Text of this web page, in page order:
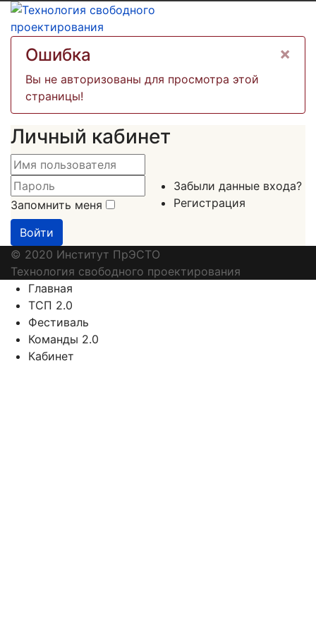
×
Ошибка
Вы не авторизованы для просмотра этой
страницы!
Личный кабинет
Запомнить меня
Войти
Забыли данные входа?
Регистрация
© 2020 Институт ПрЭСТО
Технология свободного проектирования
Главная
ТСП 2.0
Фестиваль
Команды 2.0
Кабинет